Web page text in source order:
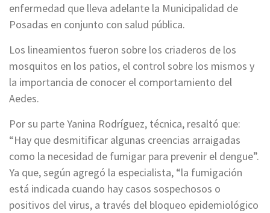
enfermedad que lleva adelante la Municipalidad de
Posadas en conjunto con salud pública.
Los lineamientos fueron sobre los criaderos de los
mosquitos en los patios, el control sobre los mismos y
la importancia de conocer el comportamiento del
Aedes.
Por su parte Yanina Rodríguez, técnica, resaltó que:
“Hay que desmitificar algunas creencias arraigadas
como la necesidad de fumigar para prevenir el dengue”.
Ya que, según agregó la especialista, “la fumigación
está indicada cuando hay casos sospechosos o
positivos del virus, a través del bloqueo epidemiológico